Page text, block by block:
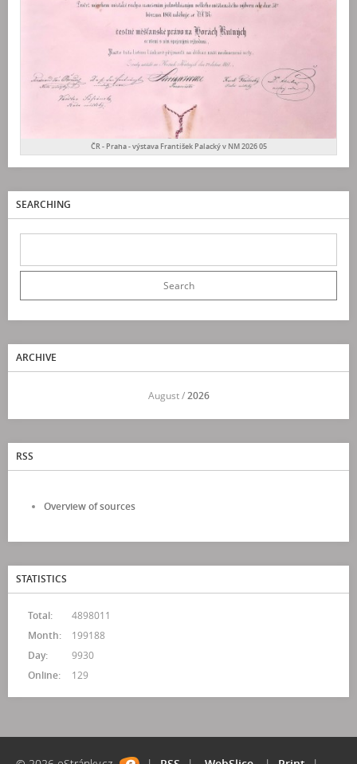
ČR - Praha - výstava František Palacký v NM 2026 05
SEARCHING
ARCHIVE
August /2026
RSS
Overview of sources
STATISTICS
Online: 129
Total:
4898011
Month:
199188
Day:
9930